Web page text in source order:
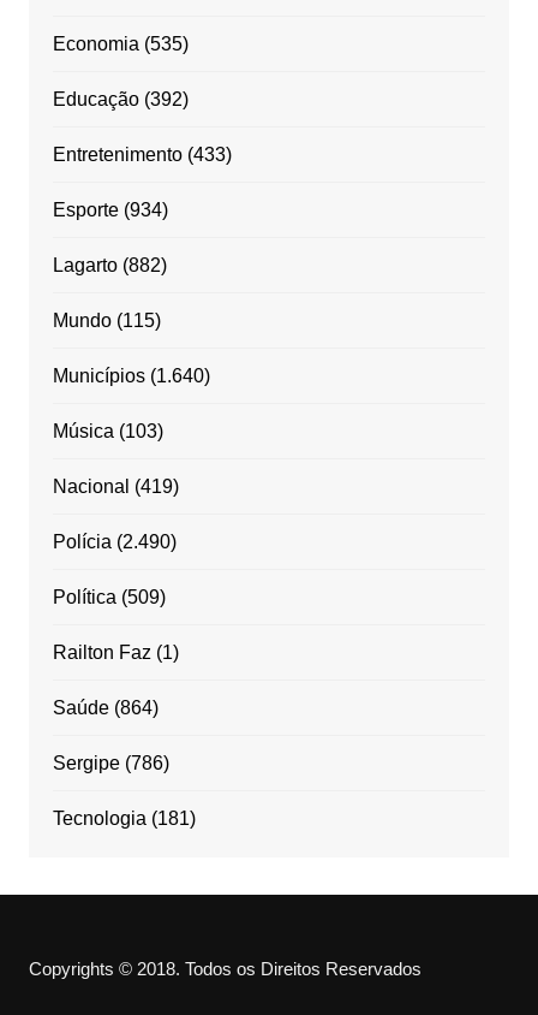
Economia (535)
Educação(392)
Entretenimento(433)
Esporte(934)
Lagarto(882)
Mundo(115)
Municípios(1.640)
Música (103)
Nacional (419)
Polícia (2.490)
Política (509)
Railton Faz (1)
Saúde(864)
Sergipe(786)
Tecnologia (181)
Copyrights © 2018. Todos os Direitos Reservados